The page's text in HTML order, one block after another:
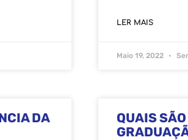
LER MAIS
Maio 19, 2022
DA
QUAIS